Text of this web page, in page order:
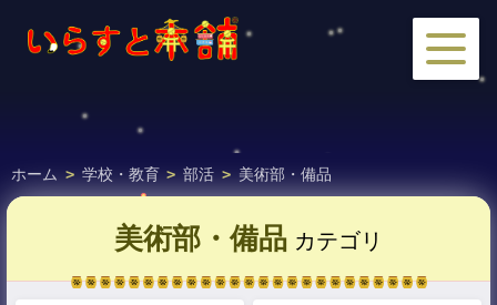
ホーム > 学校・教育 > 部活 > 美術部・備品
美術部・備品 カテゴリ